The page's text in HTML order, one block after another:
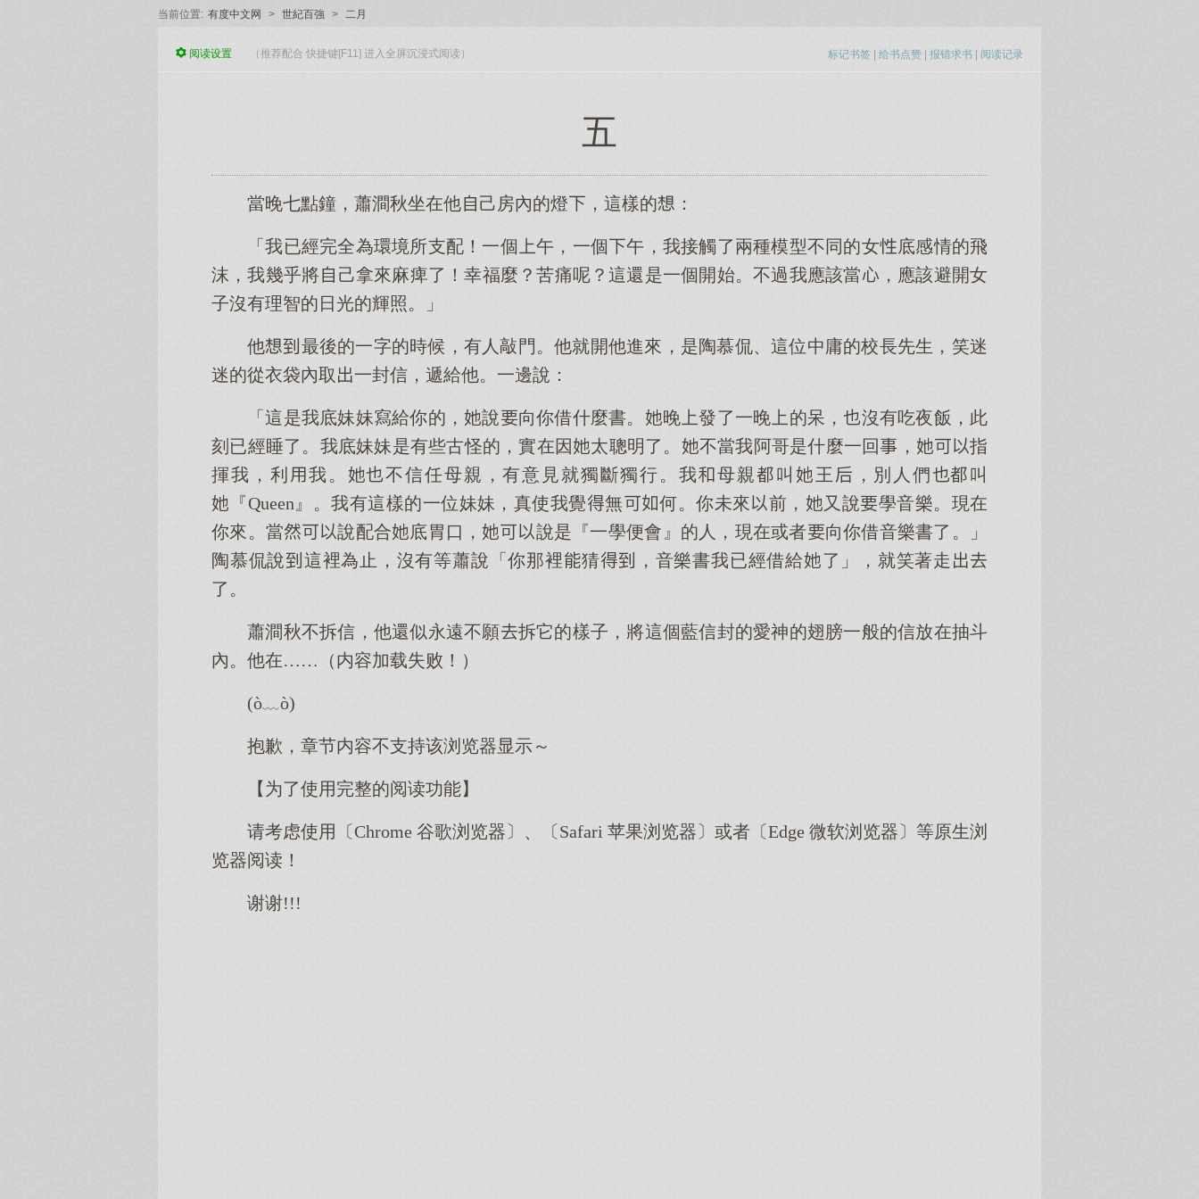
当前位置: 有度中文网 > 世紀百強 > 二月
标记书签 | 给书点赞 | 报错求书 | 阅读记录
阅读设置 （推荐配合 快捷键[F11] 进入全屏沉浸式阅读）
五
當晚七點鐘，蕭澗秋坐在他己房內的燈，這樣的：
「我已經完全為環境所支配！一個午，一個午，我接觸了兩種模型不同的女底感情的飛
沫，我幾乎將己拿來麻痺了！幸福麼？苦痛呢？這還是一個開始。不過我應該當，應該避開女
子沒有理智的日光的輝照。」
他最後的一字的時候，有人敲門。他就開他進來，是陶慕侃、這位中庸的校長先生，笑迷
迷的從衣袋內取一封信，遞給他。一邊說：
「這是我底妹妹寫給你的，說向你借什麼書。晚發了一晚的呆，沒有吃夜飯，此
刻已經睡了。我底妹妹是有些古怪的，實在因太聰明了。不當我阿哥是什麼一回，指
揮我，利我。不信任母親，有意見就獨斷獨行。我母親叫王，別人們叫
『Queen』。我有這樣的一位妹妹，真使我覺無何。你未來前，又說學音樂。現在
你來。當說配合底胃口，說是『一學便會』的人，現在或者向你借音樂書了。」
陶慕侃說這裡為止，沒有等蕭說「你那裡猜，音樂書我已經借給了」，就笑著走
了。
蕭澗秋不拆信，他還似永遠不願拆它的樣子，將這個藍信封的愛神的翅膀一般的信放在抽斗
內。他在……（内容加载失败！）
(ò﹏ò)
抱歉，章节内容不支持该浏览器显示～
【为了使用完整的阅读功能】
请考虑使用〔Chrome 谷歌浏览器〕、〔Safari 苹果浏览器〕或者〔Edge 微软浏览器〕等原生浏
览器阅读！
谢谢!!!